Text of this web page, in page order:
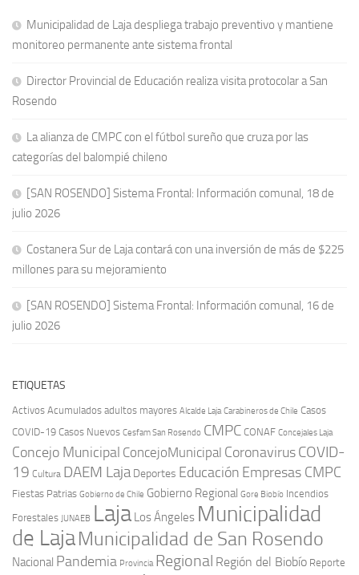
Municipalidad de Laja despliega trabajo preventivo y mantiene
monitoreo permanente ante sistema frontal
Director Provincial de Educación realiza visita protocolar a San
Rosendo
La alianza de CMPC con el fútbol sureño que cruza por las
categorías del balompié chileno
[SAN ROSENDO] Sistema Frontal: Información comunal, 18 de
julio 2026
Costanera Sur de Laja contará con una inversión de más de $225
millones para su mejoramiento
[SAN ROSENDO] Sistema Frontal: Información comunal, 16 de
julio 2026
ETIQUETAS
Activos Acumulados adultos mayores Alcalde Laja Carabineros de Chile Casos
COVID-19 Casos Nuevos Cesfam San Rosendo CMPC CONAF Concejales Laja
Concejo Municipal ConcejoMunicipal CoronavirusCOVID-
19 Cultura DAEM Laja Deportes Educación Empresas CMPC
Fiestas Patrias Gobierno de Chile Gobierno Regional Gore Biobío Incendios
Forestales JUNAEB Laja Los Ángeles Municipalidad
de LajaMunicipalidad de San Rosendo
Nacional Pandemia Provincia Regional Región del Biobío Reporte